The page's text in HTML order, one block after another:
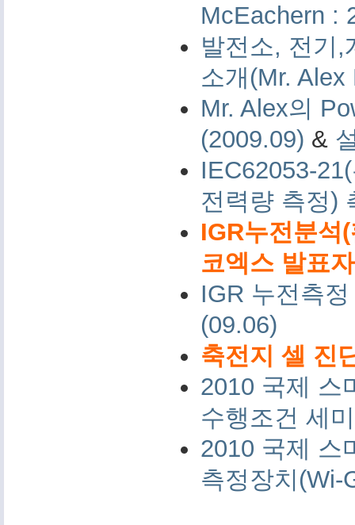
McEachern :
발전소, 전기,
소개(Mr.
Mr. Alex의
(2009.09) &
IEC62053-
전력량 측정)
IGR누전분석
코엑스 발표
IGR 누전측
(09.06)
축전지 셀 진
2010 국제 스
수행조건 세
2010 국제 스
측정장치(Wi-